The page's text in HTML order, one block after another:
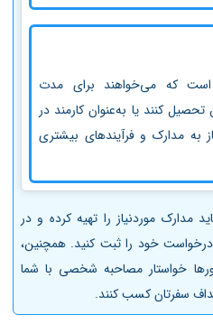
است که می‌خواهند برای مدت
کنند یا به‌عنوان کارمند در
به مدارک و فرآیندهای بیشتری
مدارک موردنیاز را تهیه کرده و در
خود را ثبت کنید. همچنین،
خواستار مصاحبه شخصی با شما
سفرتان کسب کنند.